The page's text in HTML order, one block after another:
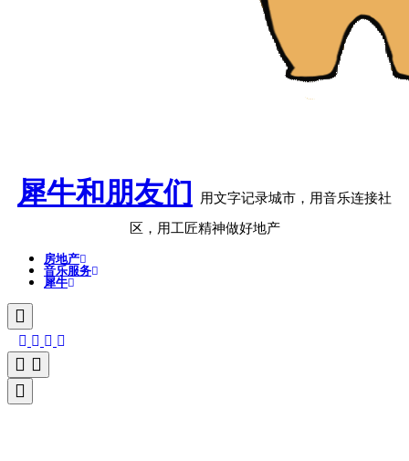
犀牛和朋友们 用文字记录城市，用音乐连接社
区，用工匠精神做好地产
房地产
音乐服务
犀牛